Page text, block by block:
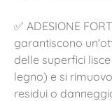
✅ ADESIONE
garantiscono
delle superfici
legno) e si
residui o